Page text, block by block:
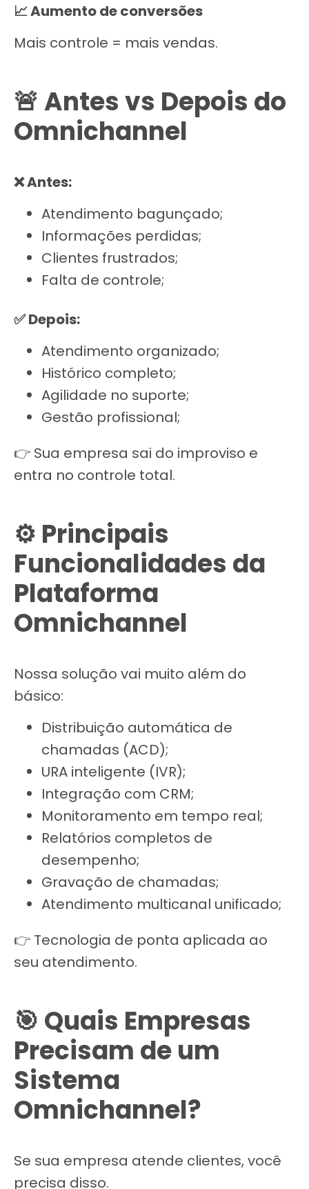
📈 Aumento de conversões
Mais controle = mais vendas.
🚨 Antes vs Depois do
Omnichannel
❌ Antes:
Atendimento bagunçado;
Informações perdidas;
Clientes frustrados;
Falta de controle;
✅ Depois:
Atendimento organizado;
Histórico completo;
Agilidade no suporte;
Gestão profissional;
👉 Sua empresa sai do improviso e
entra no controle total.
⚙️ Principais
Funcionalidades da
Plataforma
Omnichannel
Nossa solução vai muito além do
básico:
Distribuição automática de
chamadas (ACD);
URA inteligente (IVR);
Integração com CRM;
Monitoramento em tempo real;
Relatórios completos de
desempenho;
Gravação de chamadas;
Atendimento multicanal unificado;
👉 Tecnologia de ponta aplicada ao
seu atendimento.
🎯 Quais Empresas
Precisam de um
Sistema
Omnichannel?
Se sua empresa atende clientes, você
precisa disso.